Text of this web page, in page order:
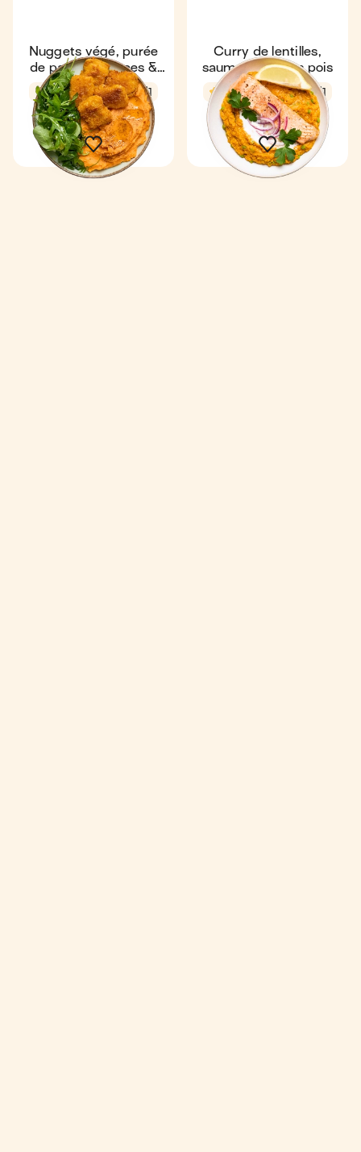
Nuggets végé, purée
de patates douces &
salade
4,4 20 min 1
Curry de lentilles,
saumon & petits pois
4,8 30 min 1